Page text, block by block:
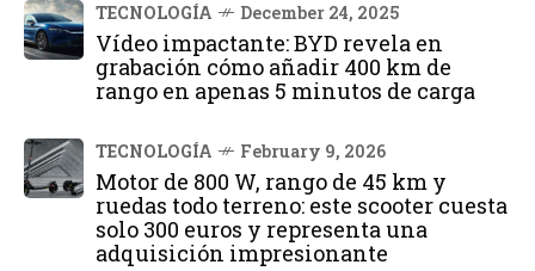
TECNOLOGÍA December 24, 2025
Vídeo impactante: BYD revela en
grabación cómo añadir 400 km de
rango en apenas 5 minutos de carga
TECNOLOGÍA February 9, 2026
Motor de 800 W, rango de 45 km y
ruedas todo terreno: este scooter cuesta
solo 300 euros y representa una
adquisición impresionante